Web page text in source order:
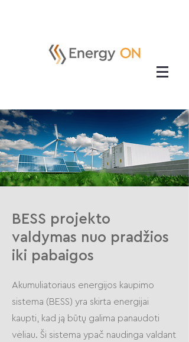
BESS projekto
valdymas nuo pradžios
iki pabaigos
Akumuliatoriaus energijos kaupimo
sistema (BESS) yra skirta energijai
kaupti, kad ją būtų galima panaudoti
vėliau. Ši sistema ypač naudinga valdant